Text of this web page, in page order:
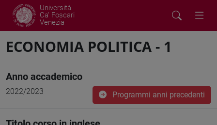
Università
Ca' Foscari
Venezia
ECONOMIA POLITICA - 1
Anno accademico
2022/2023 Programmi anni precedenti